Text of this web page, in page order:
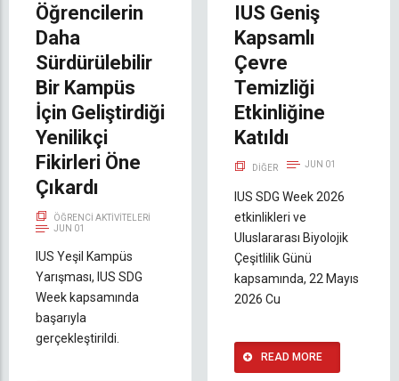
Öğrencilerin
Daha
Sürdürülebilir
Bir Kampüs
İçin Geliştirdiği
Yenilikçi
Fikirleri Öne
Çıkardı
ÖĞRENCI AKTIVITELERI
JUN 01
IUS Yeşil Kampüs
Yarışması, IUS SDG
Week kapsamında
başarıyla
gerçekleştirildi.
IUS Geniş
Kapsamlı
Çevre
Temizliği
Etkinliğine
Katıldı
DIĞER JUN 01
IUS SDG Week 2026
etkinlikleri ve
Uluslararası Biyolojik
Çeşitlilik Günü
kapsamında, 22 Mayıs
2026 Cu
READ MORE